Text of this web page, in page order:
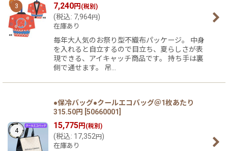
3 7,240円(税別)
(税込: 7,964円)
在庫あり
毎年大人気のお祭り型不織布パッケージ。 中身
を入れると自立するので目立ち、夏らしさが表
現できる、アイキャッチ商品です。 持ち手は裏
側で通せます。 吊…
4
●保冷バッグ●クールエコバッグ＠1枚あたり
315.50円 [50660001]
15,775円(税別)
(税込: 17,352円)
在庫あり